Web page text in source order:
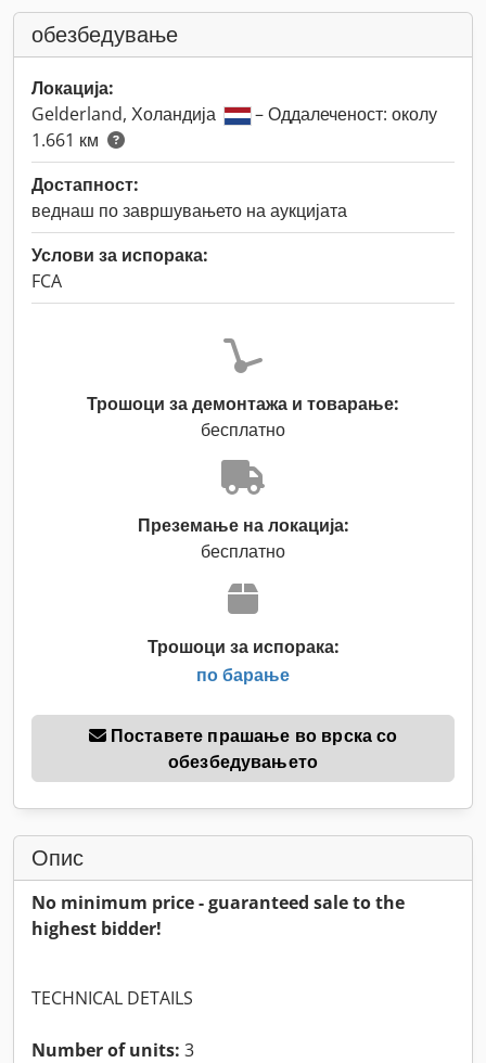
обезбедување
Локација:
Gelderland, Холандија
– Оддалеченост: околу
1.661 км
Достапност:
веднаш по завршувањето на аукцијата
Услови за испорака:
FCA
Трошоци за демонтажа и товарање:
бесплатно
Преземање на локација:
бесплатно
Трошоци за испорака:
по барање
Поставете прашање во врска со
обезбедувањето
Опис
No minimum price - guaranteed sale to the
highest bidder!
TECHNICAL DETAILS
Number of units: 3